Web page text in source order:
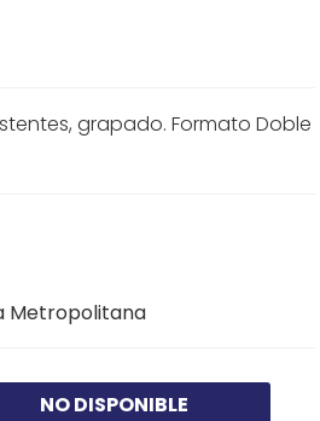
grapado. Formato Doble
Metropolitana
NO DISPONIBLE